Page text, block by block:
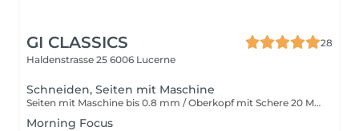
GI CLASSICS
28
Haldenstrasse 25 6006 Lucerne
Schneiden, Seiten mit Maschine
Seiten mit Maschine bis 0.8 mm / Oberkopf mit Schere 20 Minuten
Morning Focus